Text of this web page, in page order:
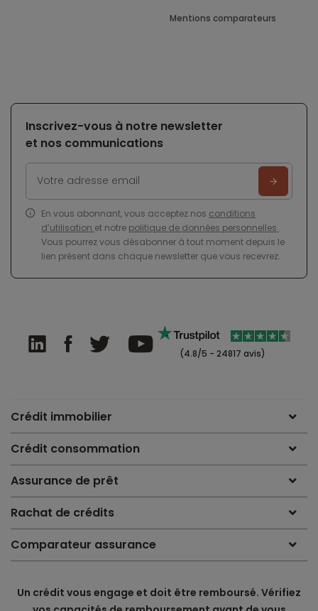
Mentions comparateurs
Inscrivez-vous à notre newsletter
et nos communications
En vous abonnant, vous acceptez nos conditions
d’utilisation et notre politique de données personnelles .
Vous pourrez vous désabonner à tout moment depuis le
lien présent dans chaque newsletter que vous recevrez.
(4.8/5 - 24817 avis)
Crédit immobilier
Crédit consommation
Assurance de prêt
Rachat de crédits
Comparateur assurance
Un crédit vous engage et doit être remboursé. Vérifiez